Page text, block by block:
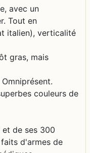
avec un
Tout en
italien), verticalité
gras, mais
couleurs de
de ses 300
d'armes de